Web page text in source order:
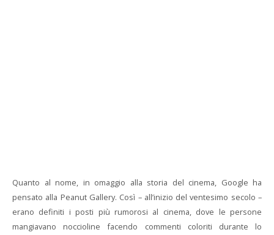
Quanto al nome, in omaggio alla storia del cinema, Google ha
pensato alla Peanut Gallery. Così – all’inizio del ventesimo secolo –
erano definiti i posti più rumorosi al cinema, dove le persone
mangiavano noccioline facendo commenti coloriti durante lo